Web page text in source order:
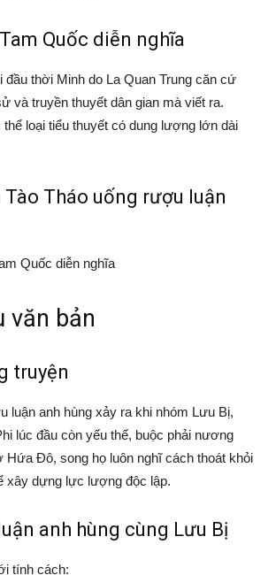
Quốc diễn nghĩa
đầu thời Minh do La Quan Trung căn cứ
và truyền thuyết dân gian mà viết ra.
loại tiểu thuyết có dung lượng lớn dài
Tháo uống rượu luận
Quốc diễn nghĩa
văn bản
truyện
luận anh hùng xảy ra khi nhóm Lưu Bị,
lúc đầu còn yếu thế, buộc phải nương
Hứa Đô, song họ luôn nghĩ cách thoát khỏi
xây dựng lực lượng độc lập.
anh hùng cùng Lưu Bị
tính cách: